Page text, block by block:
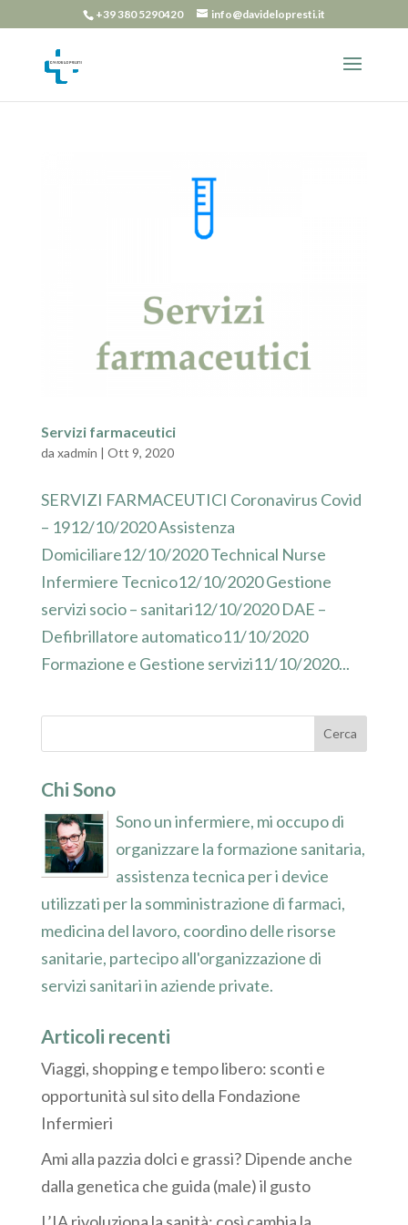
+39 380 5290420 info@davidelopresti.it
Servizi farmaceutici
da xadmin | Ott 9, 2020
SERVIZI FARMACEUTICI Coronavirus Covid
– 1912/10/2020 Assistenza
Domiciliare12/10/2020 Technical Nurse
Infermiere Tecnico12/10/2020 Gestione
servizi socio – sanitari12/10/2020 DAE –
Defibrillatore automatico11/10/2020
Formazione e Gestione servizi11/10/2020...
Chi Sono
Sono un infermiere, mi occupo di
organizzare la formazione sanitaria,
assistenza tecnica per i device
utilizzati per la somministrazione di farmaci,
medicina del lavoro, coordino delle risorse
sanitarie, partecipo all'organizzazione di
servizi sanitari in aziende private.
Articoli recenti
Viaggi, shopping e tempo libero: sconti e
opportunità sul sito della Fondazione
Infermieri
Ami alla pazzia dolci e grassi? Dipende anche
dalla genetica che guida (male) il gusto